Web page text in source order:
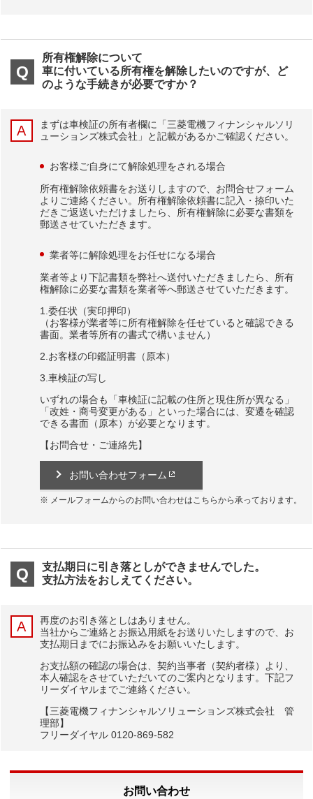
所有権解除について
車に付いている所有権を解除したいのですが、ど
のような手続きが必要ですか？
まずは車検証の所有者欄に「三菱電機フィナンシャルソリ
ューションズ株式会社」と記載があるかご確認ください。
お客様ご自身にて解除処理をされる場合
所有権解除依頼書をお送りしますので、お問合せフォーム
よりご連絡ください。所有権解除依頼書に記入・捺印いた
だきご返送いただけましたら、所有権解除に必要な書類を
郵送させていただきます。
業者等に解除処理をお任せになる場合
業者等より下記書類を弊社へ送付いただきましたら、所有
権解除に必要な書類を業者等へ郵送させていただきます。
1.委任状（実印押印）
（お客様が業者等に所有権解除を任せていると確認できる
書面。業者等所有の書式で構いません）
2.お客様の印鑑証明書（原本）
3.車検証の写し
いずれの場合も「車検証に記載の住所と現住所が異なる」
「改姓・商号変更がある」といった場合には、変遷を確認
できる書面（原本）が必要となります。
【お問合せ・ご連絡先】
お問い合わせフォーム
メールフォームからのお問い合わせはこちらから承っております。
支払期日に引き落としができませんでした。
支払方法をおしえてください。
再度のお引き落としはありません。
当社からご連絡とお振込用紙をお送りいたしますので、お
支払期日までにお振込みをお願いいたします。
お支払額の確認の場合は、契約当事者（契約者様）より、
本人確認をさせていただいてのご案内となります。下記フ
リーダイヤルまでご連絡ください。
【三菱電機フィナンシャルソリューションズ株式会社 管
理部】
フリーダイヤル 0120-869-582
お問い合わせ